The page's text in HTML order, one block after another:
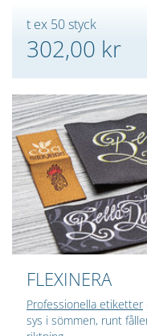
t ex 50 styck
302,00 kr
FLEXINERA
Professionella etiketter
sys i sömmen, runt